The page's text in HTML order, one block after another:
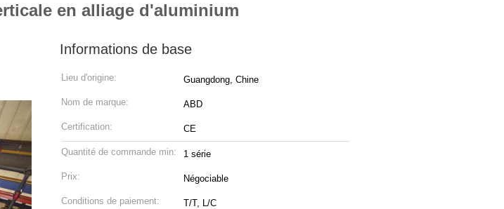
en alliage d'aluminium
Informations de base
Lieu d'origine: Guangdong, Chine
Nom de marque: ABD
Certification: CE
Quantité de commande min: 1 série
Prix: Négociable
Conditions de paiement: T/T, L/C